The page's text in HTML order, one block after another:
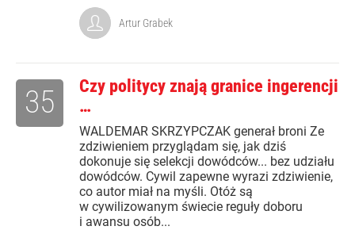
Artur Grabek
Czy politycy znają granice ingerencji
…
WALDEMAR SKRZYPCZAK generał broni Ze
zdziwieniem przyglądam się, jak dziś
dokonuje się selekcji dowódców... bez udziału
dowódców. Cywil zapewne wyrazi zdziwienie,
co autor miał na myśli. Otóż są
w cywilizowanym świecie reguły doboru
i awansu osób...
35